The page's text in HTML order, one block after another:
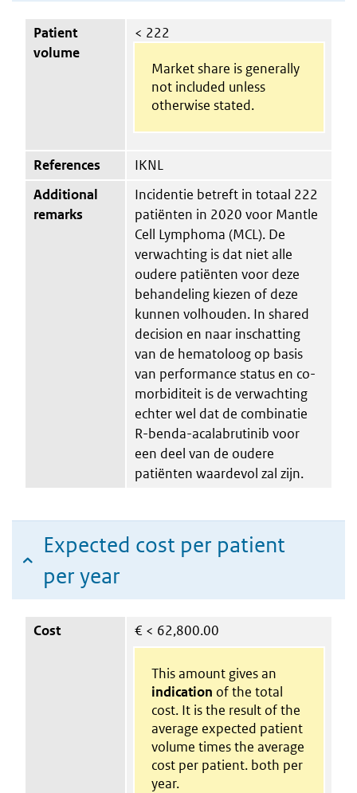
Patient
volume
< 222
Market share is generally
not included unless
otherwise stated.
References
IKNL
Additional
remarks
Incidentie betreft in totaal 222
patiënten in 2020 voor Mantle
Cell Lymphoma (MCL). De
verwachting is dat niet alle
oudere patiënten voor deze
behandeling kiezen of deze
kunnen volhouden. In shared
decision en naar inschatting
van de hematoloog op basis
van performance status en co-
morbiditeit is de verwachting
echter wel dat de combinatie
R-benda-acalabrutinib voor
een deel van de oudere
patiënten waardevol zal zijn.
Expected cost per patient
per year
Cost € < 62,800.00
This amount gives an
indication of the total
cost. It is the result of the
average expected patient
volume times the average
cost per patient. both per
year.